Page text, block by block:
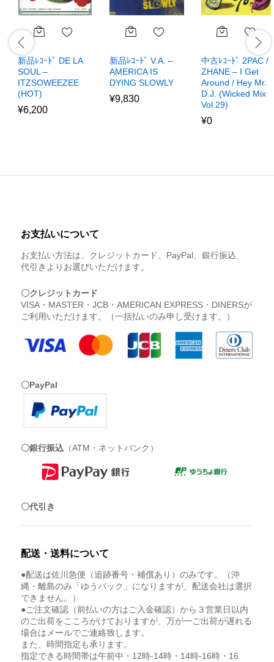
新品ﾚｺｰﾄﾞ DE LA
SOUL –
ITZSOWEEZEE
(HOT)
¥6,200
新品ﾚｺｰﾄﾞ V.A. –
AMERICA IS
DYING SLOWLY
¥9,830
中古ﾚｺｰﾄﾞ 2PAC /
ZHANE – I Get
Around / Hey Mr.
D.J. (Wicked Mix
Vol.29)
¥0
お支払いについて
お支払い方法は、クレジットカード、PayPal、銀行振込、
代引きよりお選びいただけます。
〇クレジットカード
VISA・MASTER・JCB・AMERICAN EXPRESS・DINERSが
ご利用いただけます。（一括払いのみ申し受けます。）
〇PayPal
〇銀行振込 （ATM・ネットバンク）
〇代引き
配送・送料について
●配送は佐川急便（追跡番号・補償あり）のみです。（沖
縄・離島のみ「ゆうパック」になりますが、配送会社は選択
できません。）
●ご注文確認（前払いの方はご入金確認）から３営業日以内
のご出荷をこころがけておりますが、万が一ご出荷が遅れる
場合はメールでご連絡致します。
また、時間指定も承ります。
指定できる時間帯は午前中・12時-14時・14時-16時・16